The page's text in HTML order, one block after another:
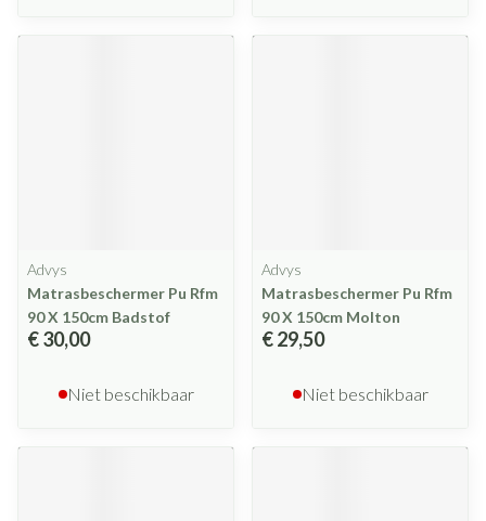
Advys
Matrasbeschermer Pu Rfm
90 X 150cm Badstof
€ 30,00
Niet beschikbaar
Advys
Matrasbeschermer Pu Rfm
90 X 150cm Molton
€ 29,50
Niet beschikbaar